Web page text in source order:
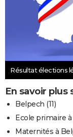
Résultat élections
En savoir plus
Belpech (11)
Ecole primaire
Maternités à